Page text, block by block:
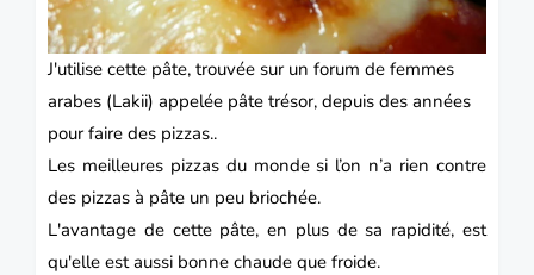
J'utilise cette pâte, trouvée sur un forum de femmes
arabes (Lakii) appelée pâte trésor, depuis des années
pour faire des pizzas..
Les meilleures pizzas du monde si l’on n’a rien contre
des pizzas à pâte un peu briochée.
L'avantage de cette pâte, en plus de sa rapidité, est
qu'elle est aussi bonne chaude que froide.